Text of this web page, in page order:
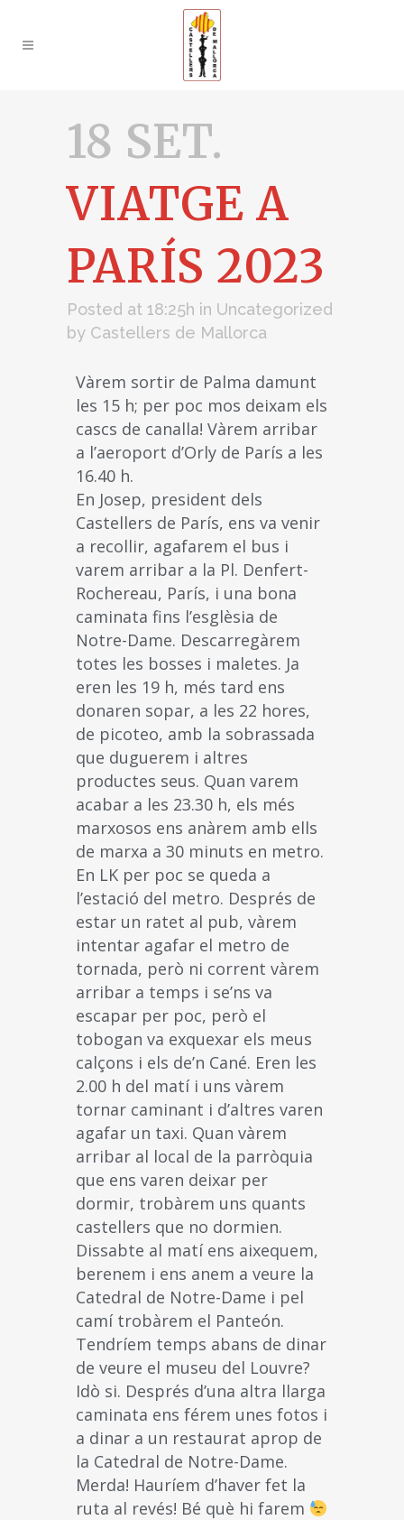
18 SET.
VIATGE A
PARÍS 2023
Posted at 18:25h in Uncategorized
by Castellers de Mallorca
Vàrem sortir de Palma damunt
les 15 h; per poc mos deixam els
cascs de canalla! Vàrem arribar
a l’aeroport d’Orly de París a les
16.40 h.
En Josep, president dels
Castellers de París, ens va venir
a recollir, agafarem el bus i
varem arribar a la Pl. Denfert-
Rochereau, París, i una bona
caminata fins l’esglèsia de
Notre-Dame. Descarregàrem
totes les bosses i maletes. Ja
eren les 19 h, més tard ens
donaren sopar, a les 22 hores,
de picoteo, amb la sobrassada
que duguerem i altres
productes seus. Quan varem
acabar a les 23.30 h, els més
marxosos ens anàrem amb ells
de marxa a 30 minuts en metro.
En LK per poc se queda a
l’estació del metro. Després de
estar un ratet al pub, vàrem
intentar agafar el metro de
tornada, però ni corrent vàrem
arribar a temps i se’ns va
escapar per poc, però el
tobogan va exquexar els meus
calçons i els de’n Cané. Eren les
2.00 h del matí i uns vàrem
tornar caminant i d’altres varen
agafar un taxi. Quan vàrem
arribar al local de la parròquia
que ens varen deixar per
dormir, trobàrem uns quants
castellers que no dormien.
Dissabte al matí ens aixequem,
berenem i ens anem a veure la
Catedral de Notre-Dame i pel
camí trobàrem el Panteón.
Tendríem temps abans de dinar
de veure el museu del Louvre?
Idò si. Després d’una altra llarga
caminata ens férem unes fotos i
a dinar a un restaurat aprop de
la Catedral de Notre-Dame.
Merda! Hauríem d’haver fet la
ruta al revés! Bé què hi farem